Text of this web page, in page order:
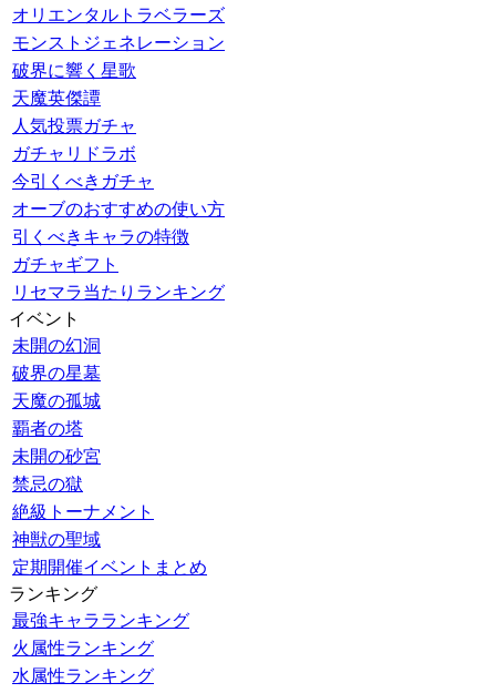
オリエンタルトラベラーズ
モンストジェネレーション
破界に響く星歌
天魔英傑譚
人気投票ガチャ
ガチャリドラボ
今引くべきガチャ
オーブのおすすめの使い方
引くべきキャラの特徴
ガチャギフト
リセマラ当たりランキング
イベント
未開の幻洞
破界の星墓
天魔の孤城
覇者の塔
未開の砂宮
禁忌の獄
絶級トーナメント
神獣の聖域
定期開催イベントまとめ
ランキング
最強キャラランキング
火属性ランキング
水属性ランキング